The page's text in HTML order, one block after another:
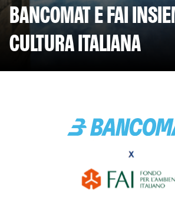
BANCOMAT E FAI
CULTURA ITALIANA